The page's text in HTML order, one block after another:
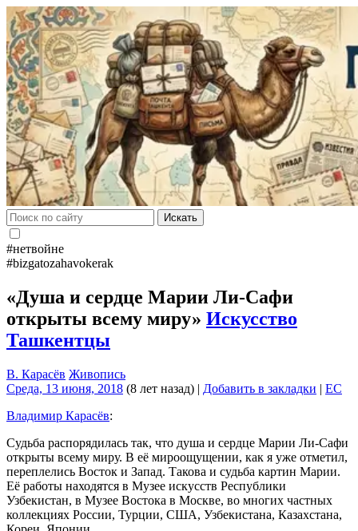
Искать
#нетвойне
#bizgatozahavokerak
«Душа и сердце Марии Ли-Сафи
открыты всему миру» Искусство
Ташкентцы
В. Карасёв Живопись
Среда, 13 июня, 2018 (8 лет назад) | Добавить в закладки | EC
Владимир Карасёв:
Судьба распорядилась так, что душа и сердце Марии Ли-Сафи
открыты всему миру. В её мироощущении, как я уже отметил,
переплелись Восток и Запад. Такова и судьба картин Марии.
Её работы находятся в Музее искусств Республики
Узбекистан, в Музее Востока в Москве, во многих частных
коллекциях России, Турции, США, Узбекистана, Казахстана,